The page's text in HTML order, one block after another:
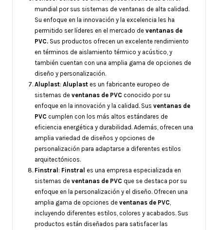
mundial por sus sistemas de ventanas de alta calidad.
Su enfoque en la innovación y la excelencia les ha
permitido ser líderes en el mercado de ventanas de
PVC. Sus productos ofrecen un excelente rendimiento
en términos de aislamiento térmico y acústico, y
también cuentan con una amplia gama de opciones de
diseño y personalización.
Aluplast: Aluplast es un fabricante europeo de
sistemas de ventanas de PVC conocido por su
enfoque en la innovación y la calidad. Sus ventanas de
PVC cumplen con los más altos estándares de
eficiencia energética y durabilidad. Además, ofrecen una
amplia variedad de diseños y opciones de
personalización para adaptarse a diferentes estilos
arquitectónicos.
Finstral: Finstral es una empresa especializada en
sistemas de ventanas de PVC que se destaca por su
enfoque en la personalización y el diseño. Ofrecen una
amplia gama de opciones de ventanas de PVC
incluyendo diferentes estilos, colores y acabados. Sus
productos están diseñados para satisfacer las